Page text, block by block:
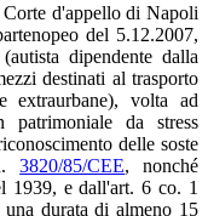
d'appello di Napoli
del 5.12.2007,
dipendente dalla
destinati al trasporto
extraurbane), volta ad
da stress
delle soste
3820/85/CEE, nonché
1939, e dall'art. 6 co. 1
durata di almeno 15